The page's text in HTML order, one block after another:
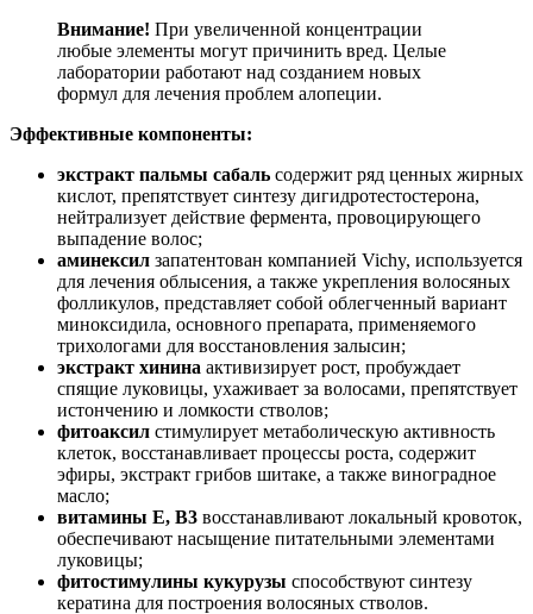
Внимание! При увеличенной концентрации
любые элементы могут причинить вред. Целые
лаборатории работают над созданием новых
формул для лечения проблем алопеции.
Эффективные компоненты:
экстракт пальмы сабаль содержит ряд ценных жирных
кислот, препятствует синтезу дигидротестостерона,
нейтрализует действие фермента, провоцирующего
выпадение волос;
аминексил запатентован компанией Vichy, используется
для лечения облысения, а также укрепления волосяных
фолликулов, представляет собой облегченный вариант
миноксидила, основного препарата, применяемого
трихологами для восстановления залысин;
экстракт хинина активизирует рост, пробуждает
спящие луковицы, ухаживает за волосами, препятствует
истончению и ломкости стволов;
фитоаксил стимулирует метаболическую активность
клеток, восстанавливает процессы роста, содержит
эфиры, экстракт грибов шитаке, а также виноградное
масло;
витамины Е, В3 восстанавливают локальный кровоток,
обеспечивают насыщение питательными элементами
луковицы;
фитостимулины кукурузы способствуют синтезу
кератина для построения волосяных стволов.